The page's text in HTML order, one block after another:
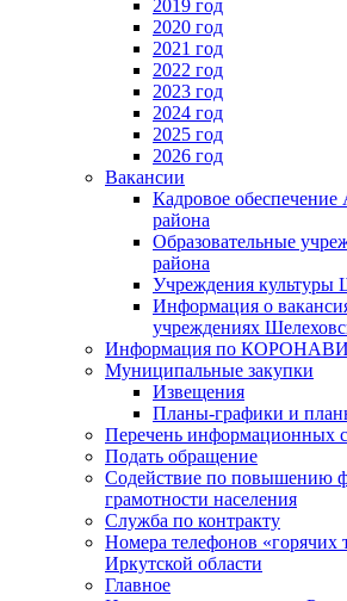
2019 год
2020 год
2021 год
2022 год
2023 год
2024 год
2025 год
2026 год
Вакансии
Кадровое
района
Образовательные
района
Учреждения культуры
Информация о
учреждениях
Информация по
Муниципальные закупки
Извещения
Планы-графики и
Перечень информационных
Подать обращение
Содействие по повышению
грамотности населения
Служба по контракту
Номера телефонов
Иркутской области
Главное